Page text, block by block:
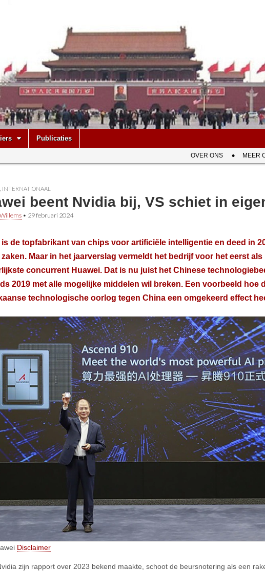
Publicaties
OVER ONS MEER
INTERNATIONAAL
beent Nvidia bij, VS schiet in
• 29 februari 2024
is de topfabrikant van chips voor artificiële intelligentie en deed in
Maar in het jaarverslag vermeldt het bedrijf voor het eerst als
concurrent Huawei. Dat is nu juist het Chinese
2019 met alle mogelijke middelen wil breken. Een voorbeeld hoe
technologische oorlog tegen China een omgekeerd effect
Disclaimer
zijn rapport over 2023 bekend maakte, schoot de beursnotering als een